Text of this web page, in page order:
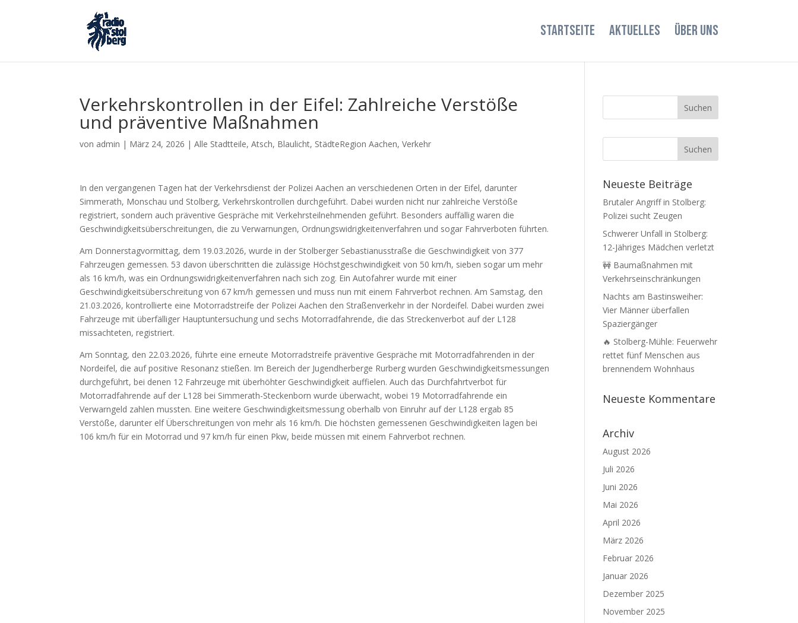
STARTSEITE AKTUELLES ÜBER UNS
Verkehrskontrollen in der Eifel: Zahlreiche Verstöße
und präventive Maßnahmen
von admin | März 24, 2026 |Alle Stadtteile,Atsch, Blaulicht, StädteRegion Aachen,Verkehr
In den vergangenen Tagen hat der Verkehrsdienst der Polizei Aachen an verschiedenen Orten in der Eifel, darunter
Simmerath, Monschau und Stolberg, Verkehrskontrollen durchgeführt. Dabei wurden nicht nur zahlreiche Verstöße
registriert, sondern auch präventive Gespräche mit Verkehrsteilnehmenden geführt. Besonders auffällig waren die
Geschwindigkeitsüberschreitungen, die zu Verwarnungen, Ordnungswidrigkeitenverfahren und sogar Fahrverboten führten.
Am Donnerstagvormittag, dem 19.03.2026, wurde in der Stolberger Sebastianusstraße die Geschwindigkeit von 377
Fahrzeugen gemessen. 53 davon überschritten die zulässige Höchstgeschwindigkeit von 50 km/h, sieben sogar um mehr
als 16 km/h, was ein Ordnungswidrigkeitenverfahren nach sich zog. Ein Autofahrer wurde mit einer
Geschwindigkeitsüberschreitung von 67 km/h gemessen und muss nun mit einem Fahrverbot rechnen. Am Samstag, den
21.03.2026, kontrollierte eine Motorradstreife der Polizei Aachen den Straßenverkehr in der Nordeifel. Dabei wurden zwei
Fahrzeuge mit überfälliger Hauptuntersuchung und sechs Motorradfahrende, die das Streckenverbot auf der L128
missachteten, registriert.
Am Sonntag, den 22.03.2026, führte eine erneute Motorradstreife präventive Gespräche mit Motorradfahrenden in der
Nordeifel, die auf positive Resonanz stießen. Im Bereich der Jugendherberge Rurberg wurden Geschwindigkeitsmessungen
durchgeführt, bei denen 12 Fahrzeuge mit überhöhter Geschwindigkeit auffielen. Auch das Durchfahrtverbot für
Motorradfahrende auf der L128 bei Simmerath-Steckenborn wurde überwacht, wobei 19 Motorradfahrende ein
Verwarngeld zahlen mussten. Eine weitere Geschwindigkeitsmessung oberhalb von Einruhr auf der L128 ergab 85
Verstöße, darunter elf Überschreitungen von mehr als 16 km/h. Die höchsten gemessenen Geschwindigkeiten lagen bei
106 km/h für ein Motorrad und 97 km/h für einen Pkw, beide müssen mit einem Fahrverbot rechnen.
Neueste Beiträge
Brutaler Angriff in Stolberg:
Polizei sucht Zeugen
Schwerer Unfall in Stolberg:
12-Jähriges Mädchen verletzt
🚧 Baumaßnahmen mit
Verkehrseinschränkungen
Nachts am Bastinsweiher:
Vier Männer überfallen
Spaziergänger
🔥 Stolberg-Mühle: Feuerwehr
rettet fünf Menschen aus
brennendem Wohnhaus
Neueste Kommentare
Archiv
August 2026
Juli 2026
Juni 2026
Mai 2026
April 2026
März 2026
Februar 2026
Januar 2026
Dezember 2025
November 2025